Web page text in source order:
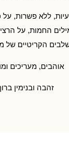
ללא פשרות, על
החמות, על
הקריטיים של
אוהבים, מעריכים
זהבה ובנימין